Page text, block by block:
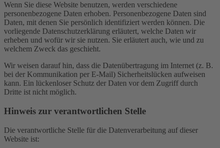
Wenn Sie diese Website benutzen, werden verschiedene
personenbezogene Daten erhoben. Personenbezogene Daten sind
Daten, mit denen Sie persönlich identifiziert werden können. Die
vorliegende Datenschutzerklärung erläutert, welche Daten wir
erheben und wofür wir sie nutzen. Sie erläutert auch, wie und zu
welchem Zweck das geschieht.
Wir weisen darauf hin, dass die Datenübertragung im Internet (z. B.
bei der Kommunikation per E-Mail) Sicherheitslücken aufweisen
kann. Ein lückenloser Schutz der Daten vor dem Zugriff durch
Dritte ist nicht möglich.
Hinweis zur verantwortlichen Stelle
Die verantwortliche Stelle für die Datenverarbeitung auf dieser
Website ist: